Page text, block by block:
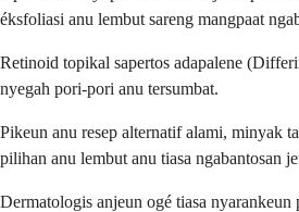
éksfoliasi anu lembut sareng mangpaat
Retinoid topikal sapertos adapalene
nyegah pori-pori anu tersumbat.
Pikeun anu resep alternatif alami, minyak
pilihan anu lembut anu tiasa ngabantosan
Dermatologis anjeun ogé tiasa